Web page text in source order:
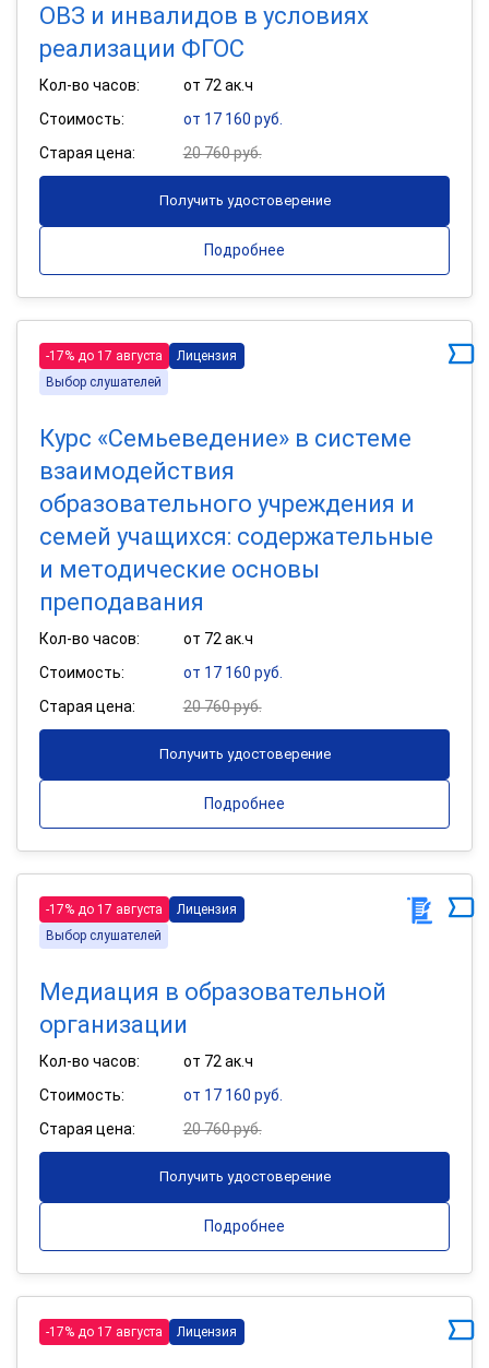
ОВЗ и инвалидов в условиях
реализации ФГОС
Кол-во часов:
от 72 ак.ч
Стоимость:
от 17 160 руб.
Старая цена:
20 760 руб.
Получить удостоверение
Подробнее
-17% до 17 августа
Лицензия
Выбор слушателей
Курс «Семьеведение» в системе
взаимодействия
образовательного учреждения и
семей учащихся: содержательные
и методические основы
преподавания
Кол-во часов:
от 72 ак.ч
Стоимость:
от 17 160 руб.
Старая цена:
20 760 руб.
Получить удостоверение
Подробнее
-17% до 17 августа
Лицензия
Выбор слушателей
Медиация в образовательной
организации
Кол-во часов:
от 72 ак.ч
Стоимость:
от 17 160 руб.
Старая цена:
20 760 руб.
Получить удостоверение
Подробнее
-17% до 17 августа Лицензия